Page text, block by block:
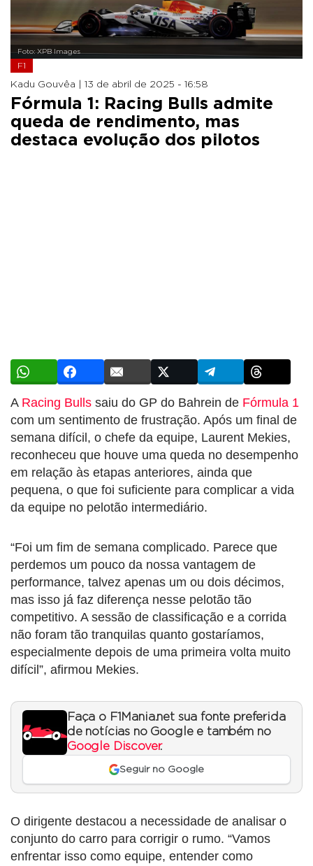
Foto: XPB Images
F1
Kadu Gouvêa | 13 de abril de 2025 - 16:58
Fórmula 1: Racing Bulls admite
queda de rendimento, mas
destaca evolução dos pilotos
A Racing Bulls saiu do GP do Bahrein de Fórmula 1
com um sentimento de frustração. Após um final de
semana difícil, o chefe da equipe, Laurent Mekies,
reconheceu que houve uma queda no desempenho
em relação às etapas anteriores, ainda que
pequena, o que foi suficiente para complicar a vida
da equipe no pelotão intermediário.
“Foi um fim de semana complicado. Parece que
perdemos um pouco da nossa vantagem de
performance, talvez apenas um ou dois décimos,
mas isso já faz diferença nesse pelotão tão
competitivo. A sessão de classificação e a corrida
não foram tão tranquilas quanto gostaríamos,
especialmente depois de uma primeira volta muito
difícil”, afirmou Mekies.
Faça o F1Mania.net sua fonte preferida
de notícias no Google e também no
Google Discover.
Seguir no Google
O dirigente destacou a necessidade de analisar o
conjunto do carro para corrigir o rumo. “Vamos
enfrentar isso como equipe, entender como